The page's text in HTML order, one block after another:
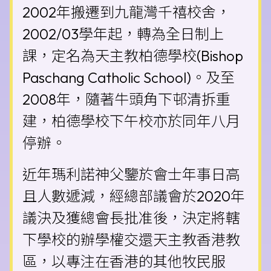
2002年搬遷到九龍灣千禧校舍，
2002/03學年起，轉為全日制上
課，定名為天主教柏德學校(Bishop
Paschang Catholic School)。及至
2008年，隨著牛頭角下邨清拆重
建，柏德學校下午校亦於同年八月
停辦。
近年瑪利諾神父鑒於會士年事日高
且人數遞減，經總部議會於2020年
議決及獲總會長批准後，決定將轄
下學校的辦學權交還天主教香港教
區，以專注在香港的其他牧民服